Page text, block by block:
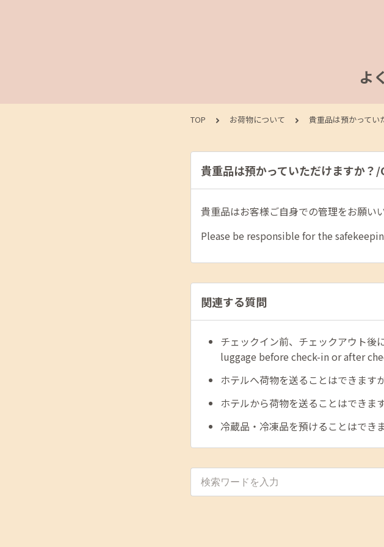
よ
TOP お荷物について 貴重品は預かって
貴重品は預かっていただけますか
貴重品はお客様ご自身での管理をお願い
Please be responsible for the
関連する質問
チェックイン前、チェックアウト後
luggage before check-in or after
ホテルへ荷物を送ることはできま
ホテルから荷物を送ることはでき
冷蔵品・冷凍品を預けることはで